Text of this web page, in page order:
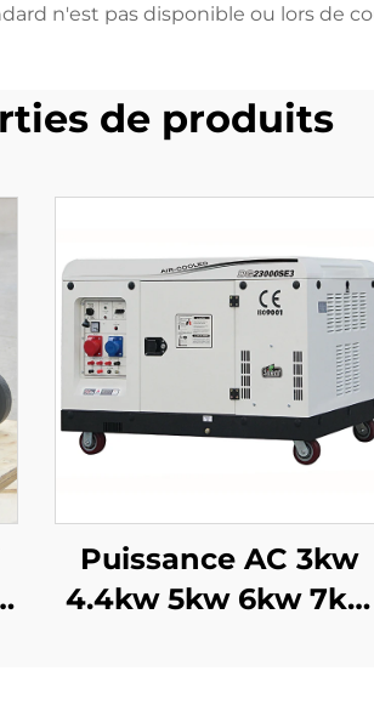
n'est pas disponible ou lors de
de produits
Puissance AC 3kw
4.4kw 5kw 6kw 7kw